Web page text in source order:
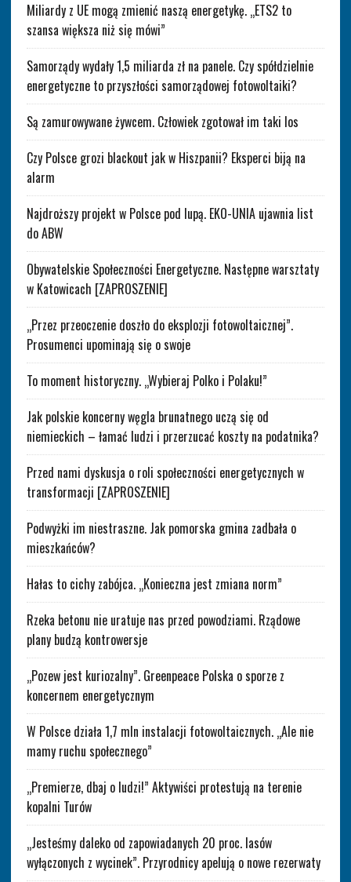
Miliardy z UE mogą zmienić naszą energetykę. „ETS2 to
szansa większa niż się mówi”
Samorządy wydały 1,5 miliarda zł na panele. Czy spółdzielnie
energetyczne to przyszłości samorządowej fotowoltaiki?
Są zamurowywane żywcem. Człowiek zgotował im taki los
Czy Polsce grozi blackout jak w Hiszpanii? Eksperci biją na
alarm
Najdroższy projekt w Polsce pod lupą. EKO-UNIA ujawnia list
do ABW
Obywatelskie Społeczności Energetyczne. Następne warsztaty
w Katowicach [ZAPROSZENIE]
„Przez przeoczenie doszło do eksplozji fotowoltaicznej”.
Prosumenci upominają się o swoje
To moment historyczny. „Wybieraj Polko i Polaku!”
Jak polskie koncerny węgla brunatnego uczą się od
niemieckich – łamać ludzi i przerzucać koszty na podatnika?
Przed nami dyskusja o roli społeczności energetycznych w
transformacji [ZAPROSZENIE]
Podwyżki im niestraszne. Jak pomorska gmina zadbała o
mieszkańców?
Hałas to cichy zabójca. „Konieczna jest zmiana norm”
Rzeka betonu nie uratuje nas przed powodziami. Rządowe
plany budzą kontrowersje
„Pozew jest kuriozalny”. Greenpeace Polska o sporze z
koncernem energetycznym
W Polsce działa 1,7 mln instalacji fotowoltaicznych. „Ale nie
mamy ruchu społecznego”
„Premierze, dbaj o ludzi!” Aktywiści protestują na terenie
kopalni Turów
„Jesteśmy daleko od zapowiadanych 20 proc. lasów
wyłączonych z wycinek”. Przyrodnicy apelują o nowe rezerwaty